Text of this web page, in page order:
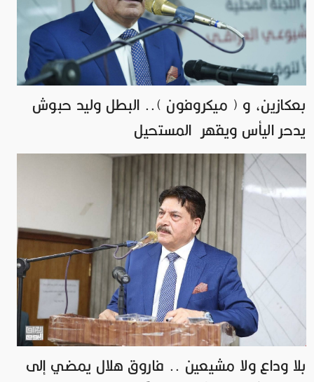
بعكازين، و ( ميكروفون ).. البطل وليد حبوش
يدحر اليأس ويقهر المستحيل
بلا وداع ولا مشيعين .. فاروق هلال يمضي إلى